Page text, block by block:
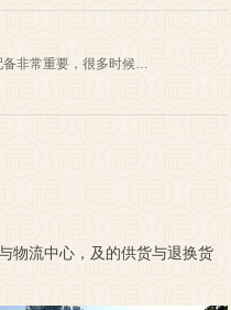
备非常重要，很多时候…
物流中心，及的供货与退换货